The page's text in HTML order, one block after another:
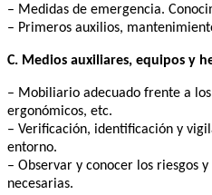
– Medidas de emergencia.
– Primeros auxilios,
C. Medios auxiliares, equipos y
– Mobiliario adecuado frente a
ergonómicos, etc.
– Verificación, identificación y
entorno.
– Observar y conocer los riesgos
necesarias.